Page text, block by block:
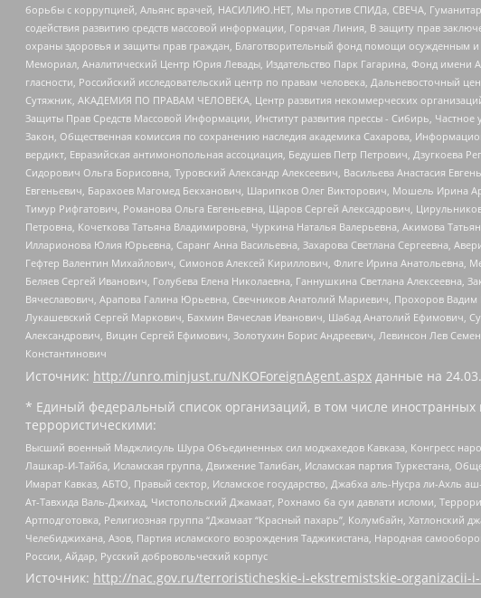
борьбы с коррупцией, Альянс врачей, НАСИЛИЮ.НЕТ, Мы против СПИДа, СВЕЧА,
содействия развитию средств массовой информации, Горячая Линия, В защиту прав
охраны здоровья и защиты прав граждан, Благотворительный фонд помощи осужденным и
Мемориал, Аналитический Центр Юрия Левады, Издательство Парк Гагарина, Фонд
гласности, Российский исследовательский центр по правам человека, Дальневосточный
Сутяжник, АКАДЕМИЯ ПО ПРАВАМ ЧЕЛОВЕКА, Центр развития некоммерческих
Защиты Прав Средств Массовой Информации, Институт развития прессы - Сибирь,
Закон, Общественная комиссия по сохранению наследия академика Сахарова,
вердикт, Евразийская антимонопольная ассоциация, Бедушев Петр Петрович,
Сидорович Ольга Борисовна, Туровский Александр Алексеевич, Васильева Анастасия
Евгеньевич, Барахоев Магомед Бекханович, Шарипков Олег Викторович, Мошель Ирина
Тимур Рифгатович, Романова Ольга Евгеньевна, Щаров Сергей Алексадрович,
Петровна, Кочеткова Татьяна Владимировна, Чуркина Наталья Валерьевна, Акимова
Илларионова Юлия Юрьевна, Саранг Анна Васильевна, Захарова Светлана Сергеевна,
Гефтер Валентин Михайлович, Симонов Алексей Кириллович, Флиге Ирина Анатольевна,
Беляев Сергей Иванович, Голубева Елена Николаевна, Ганнушкина Светлана
Вячеславович, Арапова Галина Юрьевна, Свечников Анатолий Мариевич, Прохоров
Лукашевский Сергей Маркович, Бахмин Вячеслав Иванович, Шабад Анатолий Ефимович,
Александрович, Вицин Сергей Ефимович, Золотухин Борис Андреевич, Левинсон Лев
Константинович
Источник: http://unro.minjust.ru/NKOForeignAgent.aspx данные на
* Единый федеральный список организаций, в том числе
террористическими:
Высший военный Маджлисуль Шура Объединенных сил моджахедов Кавказа, Конгресс
Лашкар-И-Тайба, Исламская группа, Движение Талибан, Исламская партия Туркестана,
Имарат Кавказ, АБТО, Правый сектор, Исламское государство, Джабха аль-Нусра ли-
Ат-Тавхида Валь-Джихад, Чистопольский Джамаат, Рохнамо ба суи давлати исломи,
Артподготовка, Религиозная группа “Джамаат “Красный пахарь”, Колумбайн,
Челебиджихана, Азов, Партия исламского возрождения Таджикистана, Народная
России, Айдар, Русский добровольческий корпус
Источник: http://nac.gov.ru/terroristicheskie-i-ekstremistskie-organizacii-